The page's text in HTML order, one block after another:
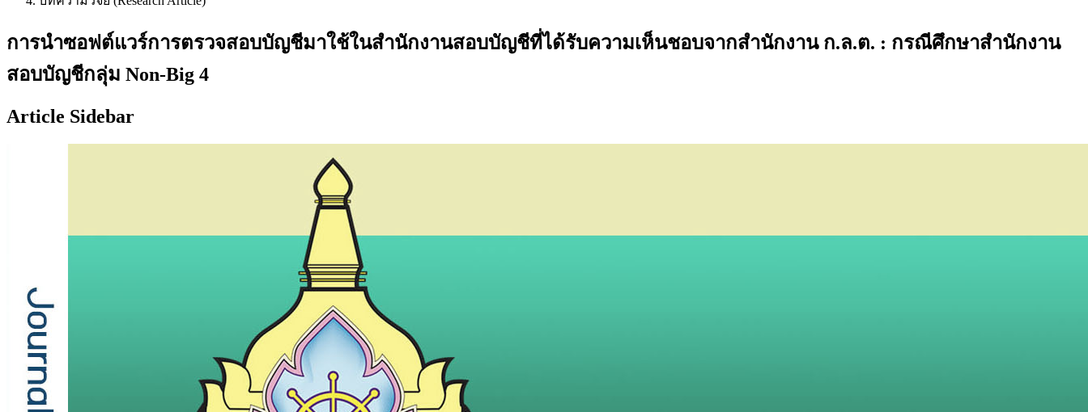
การนำซอฟต์แวร์การตรวจสอบบัญชีมาใช้ในสำนักงานสอบบัญชีที่ได้รับความเห็นชอบจากสำนักงาน ก.ล.ต. : กรณีศึกษาสำนักงาน
สอบบัญชีกลุ่ม Non-Big 4
Article Sidebar